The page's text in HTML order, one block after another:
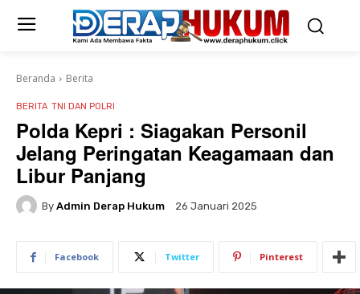
Beranda Berita
BERITA TNI DAN POLRI
Polda Kepri : Siagakan Personil
Jelang Peringatan Keagamaan dan
Libur Panjang
By Admin Derap Hukum 26 Januari 2025
Facebook Twitter Pinterest